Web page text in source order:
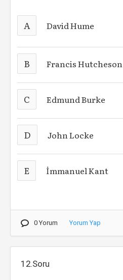
A David Hume
B Francis Hutcheson
C Edmund Burke
D John Locke
E İmmanuel Kant
0 Yorum Yorum Yap
12.Soru